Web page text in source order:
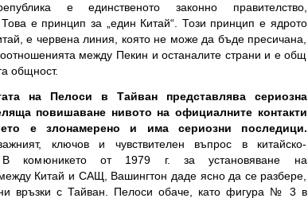
е единственото законно правителство,
е принцип за „един Китай“. Този принцип е ядрото
е червена линия, която не може да бъде пресичана,
между Пекин и останалите страни и е общ
общност.
на Пелоси в Тайван представлява сериозна
повишаване нивото на официалните контакти
е злонамерено и има сериозни последици.
ключов и чувствителен въпрос в китайско-
В комюникето от 1979 г. за установяване на
Китай и САЩ, Вашингтон даде ясно да се разбере,
връзки с Тайван. Пелоси обаче, като фигура № 3 в